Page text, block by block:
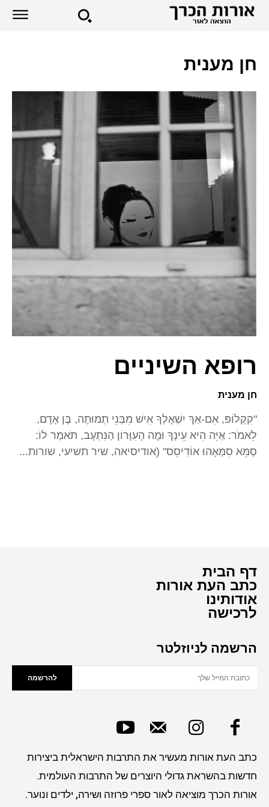
חן מענית
רופא השיניים
חן מענית
"קִקְלוֹפּ, אִם-אַךְ יִשְׁאָלְךָ אִישׁ מִבְּנֵי תְמוּתָה, בֶּן אָדָם,
לֵאמֹר: אַיֵּה הִיא עֵינְךָ וּמָה הָעִוָּרוֹן הַנִּתְעָב, תֹּאמַר לוֹ:
סַמֵּא סִמְּאָהוּ אוֹדִיסֵס" (אודיסיאה, שיר תשיעי, שורות...
דף הבית
כתב העת אורות
אודותינו
לרכישה
הרשמה לניוזלטר
להרשמה
כתב העת אורות מעשיר את התרבות הישראלית ביצירות
חדשות בהשראת גדולי היוצרים של התרבות העולמית.
אורות הכרך מוציאה לאור ספרי פרוזה ושירה, ילדים ונוער.